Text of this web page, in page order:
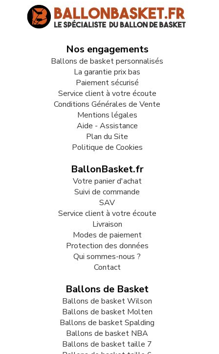
Nos engagements
Ballons de basket personnalisés
La garantie prix bas
Paiement sécurisé
Service client à votre écoute
Conditions Générales de Vente
Mentions légales
Aide - Assistance
Plan du Site
Politique de Cookies
BallonBasket.fr
Votre panier d'achat
Suivi de commande
SAV
Service client à votre écoute
Livraison
Modes de paiement
Protection des données
Qui sommes-nous ?
Contact
Ballons de Basket
Ballons de basket Wilson
Ballons de basket Molten
Ballons de basket Spalding
Ballons de basket NBA
Ballons de basket taille 7